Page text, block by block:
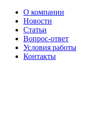
О компании
Новости
Статьи
Вопрос-ответ
Условия работы
Контакты